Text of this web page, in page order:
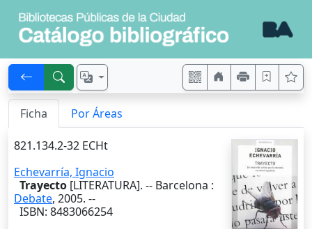
Ficha Por Áreas
821.134.2-32 ECHt
Echevarría, Ignacio
Trayecto [LITERATURA]. -- Barcelona :
Debate, 2005. --
ISBN: 8483066254